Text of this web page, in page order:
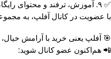
✅ ۹. آموزش، ترفند و محتوای رایگان
با عضویت در کانال آفلپ، به
🎯 آفلپ یعنی خرید با آرامش
📲 هم‌اکنون عضو کانال شوید: